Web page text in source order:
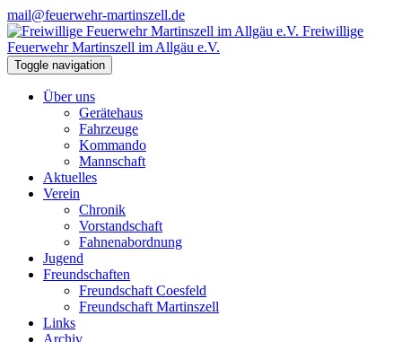
mail@feuerwehr-martinszell.de
Freiwillige
Feuerwehr Martinszell im Allgäu e.V.
Toggle navigation
Über uns
Gerätehaus
Fahrzeuge
Kommando
Mannschaft
Aktuelles
Verein
Chronik
Vorstandschaft
Fahnenabordnung
Jugend
Freundschaften
Freundschaft Coesfeld
Freundschaft Martinszell
Links
Archiv